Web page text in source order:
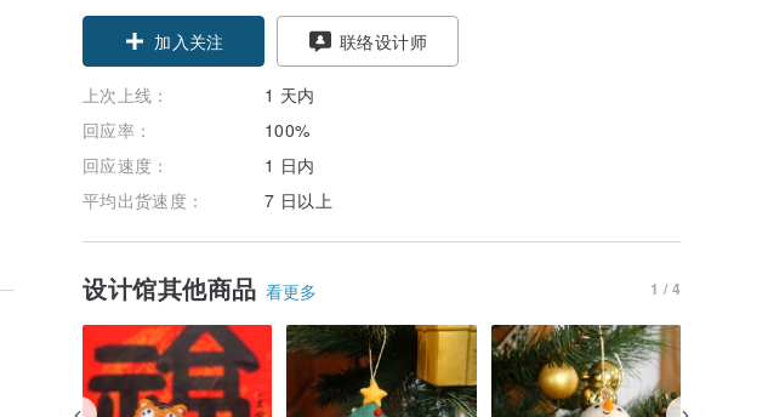
加入关注 联络设计师
上次上线：
1 天内
回应率：
100%
回应速度：
1 日内
平均出货速度：
7 日以上
设计馆其他商品 看更多 1 / 4